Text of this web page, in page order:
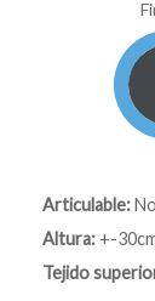
Articulable:No
Altura: +-
Tejido